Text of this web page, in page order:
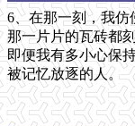
6、在那一刻，我
那一片片的瓦砖都
即便我有多小心保
被记忆放逐的人。